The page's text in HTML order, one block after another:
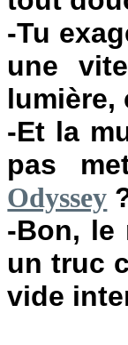
-Tu
une
lumière,
-Et la
pas
Odyssey
-Bon, le
un truc
vide